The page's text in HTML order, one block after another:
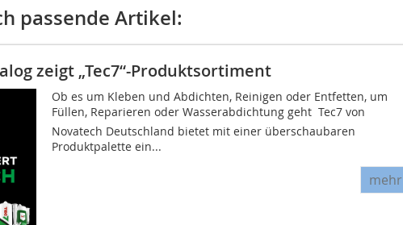
passende Artikel:
zeigt „Tec7“-Produktsortiment
Ob es um Kleben und Abdichten, Reinigen oder Entfetten, um
Füllen, Reparieren oder Wasserabdichtung geht  Tec7 von
Novatech Deutschland bietet mit einer überschaubaren
Produktpalette ein...
mehr